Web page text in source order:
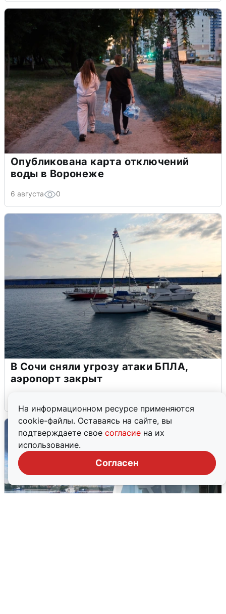
На информационном ресурсе применяются
cookie-файлы. Оставаясь на сайте, вы
подтверждаете свое согласие на их
использование.
Согласен
Опубликована карта отключений
воды в Воронеже
6 августа 0
В Сочи сняли угрозу атаки БПЛА,
аэропорт закрыт